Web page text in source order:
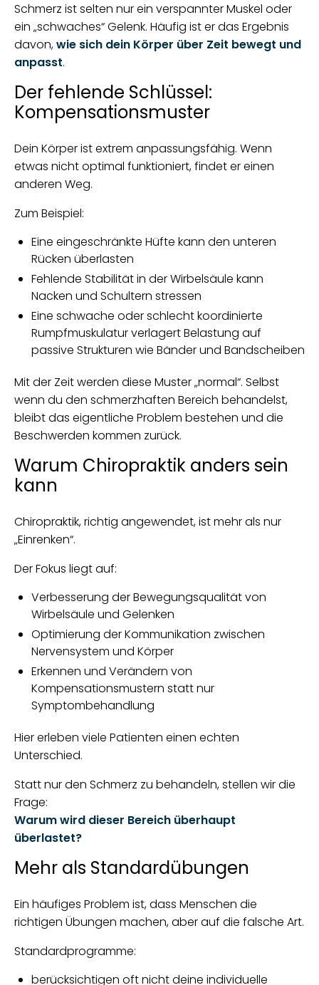
Schmerz ist selten nur ein verspannter Muskel oder
ein „schwaches“ Gelenk. Häufig ist er das Ergebnis
davon,wie sich dein Körper über Zeit bewegt und
anpasst.
Der fehlende Schlüssel:
Kompensationsmuster
Dein Körper ist extrem anpassungsfähig. Wenn
etwas nicht optimal funktioniert, findet er einen
anderen Weg.
Zum Beispiel:
Eine eingeschränkte Hüfte kann den unteren
Rücken überlasten
Fehlende Stabilität in der Wirbelsäule kann
Nacken und Schultern stressen
Eine schwache oder schlecht koordinierte
Rumpfmuskulatur verlagert Belastung auf
passive Strukturen wie Bänder und Bandscheiben
Mit der Zeit werden diese Muster „normal“. Selbst
wenn du den schmerzhaften Bereich behandelst,
bleibt das eigentliche Problem bestehen und die
Beschwerden kommen zurück.
Warum Chiropraktik anders sein
kann
Chiropraktik, richtig angewendet, ist mehr als nur
„Einrenken“.
Der Fokus liegt auf:
Verbesserung der Bewegungsqualität von
Wirbelsäule und Gelenken
Optimierung der Kommunikation zwischen
Nervensystem und Körper
Erkennen und Verändern von
Kompensationsmustern statt nur
Symptombehandlung
Hier erleben viele Patienten einen echten
Unterschied.
Statt nur den Schmerz zu behandeln, stellen wir die
Frage:
Warum wird dieser Bereich überhaupt
überlastet?
Mehr als Standardübungen
Ein häufiges Problem ist, dass Menschen die
richtigen Übungen machen, aber auf die falsche Art.
Standardprogramme:
berücksichtigen oft nicht deine individuelle